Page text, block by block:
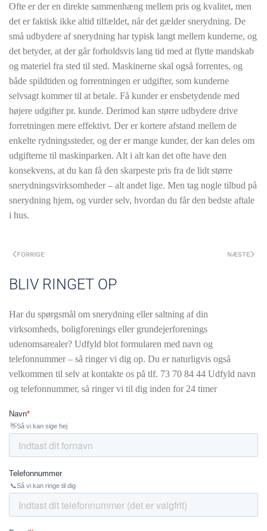
Ofte er der en direkte sammenhæng mellem pris og kvalitet, men
det er faktisk ikke altid tilfældet, når det gælder snerydning. De
små udbydere af snerydning har typisk langt mellem kunderne, og
det betyder, at der går forholdsvis lang tid med at flytte mandskab
og materiel fra sted til sted. Maskinerne skal også forrentes, og
både spildtiden og forrentningen er udgifter, som kunderne
selvsagt kommer til at betale. Få kunder er ensbetydende med
højere udgifter pr. kunde. Derimod kan større udbydere drive
forretningen mere effektivt. Der er kortere afstand mellem de
enkelte rydningssteder, og der er mange kunder, der kan deles om
udgifterne til maskinparken. Alt i alt kan det ofte have den
konsekvens, at du kan få den skarpeste pris fra de lidt større
snerydningsvirksomheder – alt andet lige. Men tag nogle tilbud på
snerydning hjem, og vurder selv, hvordan du får den bedste aftale
i hus.
FORRIGE NÆSTE
BLIV RINGET OP
Har du spørgsmål om snerydning eller saltning af din
virksomheds, boligforenings eller grundejerforenings
udenomsarealer? Udfyld blot formularen med navn og
telefonnummer – så ringer vi dig op. Du er naturligvis også
velkommen til selv at kontakte os på tlf. 73 70 84 44 Udfyld navn
og telefonnummer, så ringer vi til dig inden for 24 timer